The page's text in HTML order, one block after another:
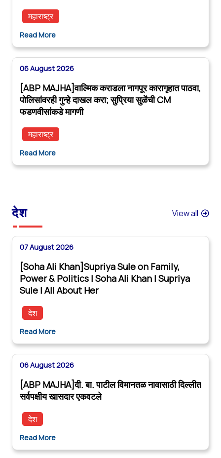
महाराष्ट्र
Read More
06 August 2026
[ABP MAJHA]वाल्मिक कराडला नागपूर कारागृहात पाठवा,
पोलिसांवरही गुन्हे दाखल करा; सुप्रिया सुळेंची CM
फडणवीसांकडे मागणी
महाराष्ट्र
Read More
देश View all
07 August 2026
[Soha Ali Khan]Supriya Sule on Family,
Power & Politics | Soha Ali Khan | Supriya
Sule | All About Her
देश
Read More
06 August 2026
[ABP MAJHA]दी. बा. पाटील विमानतळ नावासाठी दिल्लीत
सर्वपक्षीय खासदार एकवटले
देश
Read More